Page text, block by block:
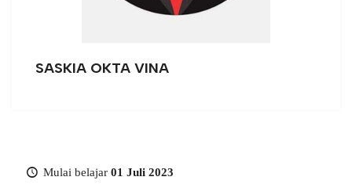
SASKIA OKTA VINA
Mulai belajar 01 Juli 2023